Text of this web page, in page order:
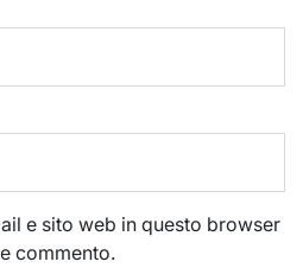
e sito web in questo browser
commento.